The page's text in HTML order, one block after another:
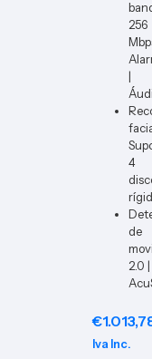
256
|
4
de
2.0 |
€
Iva Inc.